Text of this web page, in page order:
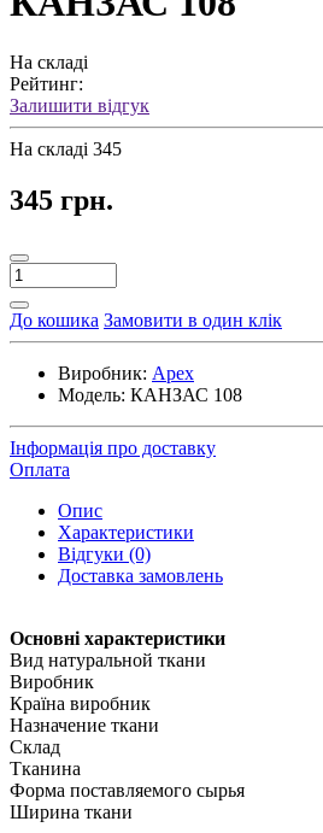
На складі
Рейтинг:
Залишити відгук
На складі 345
345 грн.
До кошика Замовити в один клік
Виробник: Apex
Модель: КАНЗАС 108
Інформація про доставку
Оплата
Опис
Характеристики
Відгуки (0)
Доставка замовлень
Основні характеристики
Вид натуральной ткани
Виробник
Країна виробник
Назначение ткани
Склад
Тканина
Форма поставляемого сырья
Ширина ткани